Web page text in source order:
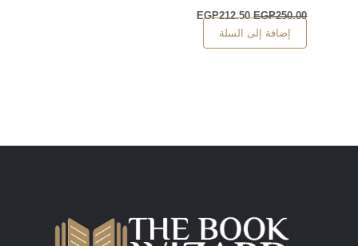
EGP250.00
EGP212.50
إضافة إلى السلة